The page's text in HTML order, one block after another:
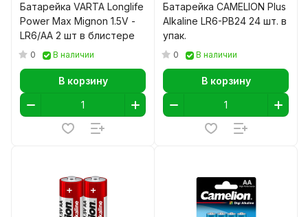
Батарейка VARTA Longlife
Power Max Mignon 1.5V -
LR6/AA 2 шт в блистере
0 В наличии
В корзину
Батарейка CAMELION Plus
Alkaline LR6-PB24 24 шт. в
упак.
0 В наличии
В корзину